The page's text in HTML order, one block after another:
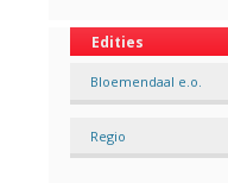
Edities
Bloemendaal e.o.
Regio